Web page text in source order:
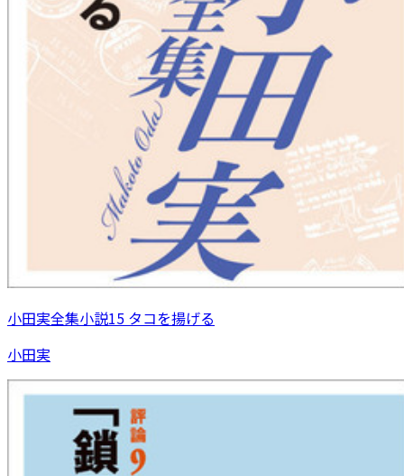
小田実全集小説15 タコを揚げる
小田実